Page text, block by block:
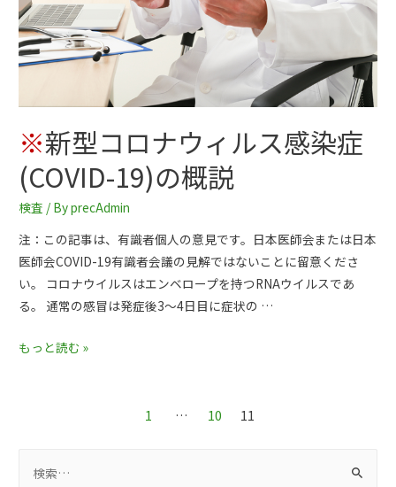
※新型コロナウィルス感染症
(COVID-19)の概説
検査 / ByprecAdmin
注：この記事は、有識者個人の意見です。日本医師会または日本
医師会COVID-19有識者会議の見解ではないことに留意くださ
い。 コロナウイルスはエンベロープを持つRNAウイルスであ
る。 通常の感冒は発症後3～4日目に症状の …
もっと読む »
1 … 10 11